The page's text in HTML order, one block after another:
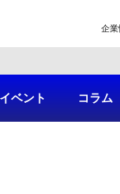
企業
ベント コラム